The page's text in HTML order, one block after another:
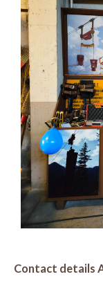
Contact details